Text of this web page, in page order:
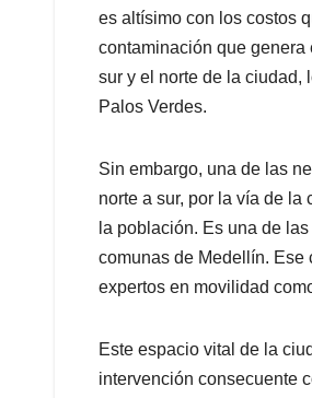
es altísimo con los costos
contaminación que genera
sur y el norte de la ciudad,
Palos Verdes.
Sin embargo, una de las
norte a sur, por la vía de
la población. Es una de
comunas de Medellín. Ese
expertos en movilidad
Este espacio vital de la
intervención consecuente